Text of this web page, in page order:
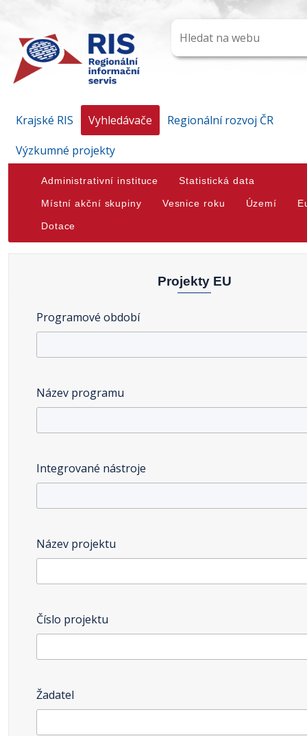
Krajské RIS Vyhledávače
Regionální rozvoj ČR
Výzkumné projekty
Administrativní instituce Statistická data
Místní akční skupiny Vesnice roku Území
Dotace
Projekty EU
Programové období
Název programu
Integrované nástroje
Název projektu
Číslo projektu
Žadatel